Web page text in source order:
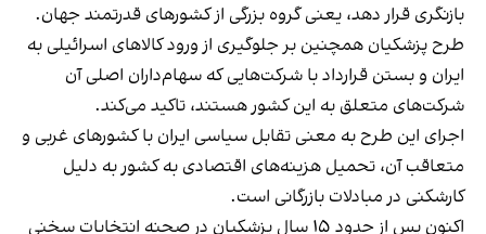
بازنگری قرار دهد، یعنی گروه بزرگی از کشورهای قدرتمند جهان.
طرح پزشکیان همچنین بر جلوگیری از ورود کالاهای اسرائیلی به
ایران و بستن قرارداد با شرکت‌هایی که سهام‌داران اصلی آن
شرکت‌های متعلق به این کشور هستند، تاکید می‌کند.
اجرای این طرح به معنی تقابل سیاسی ایران با کشورهای غربی و
متعاقب آن، تحمیل هزینه‌های اقتصادی به کشور به دلیل
کارشکنی در مبادلات بازرگانی است.
اکنون پس از حدود ۱۵ سال پزشکیان در صحنه انتخابات سخنی